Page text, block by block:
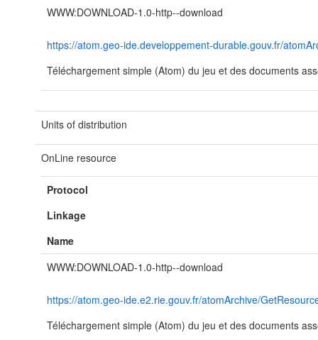
WWW:DOWNLOAD-1.0-http--download
https://atom.geo-ide.developpement-durable.gouv.fr/
Téléchargement simple (Atom) du jeu et des documents
Units of distribution
OnLine resource
Protocol
Linkage
Name
WWW:DOWNLOAD-1.0-http--download
https://atom.geo-ide.e2.rie.gouv.fr/atomArchive/
Téléchargement simple (Atom) du jeu et des documents